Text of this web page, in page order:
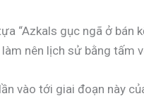
“Azkals gục ngã ở bán
nên lịch sử bằng tấm
vào tới giai đoạn này